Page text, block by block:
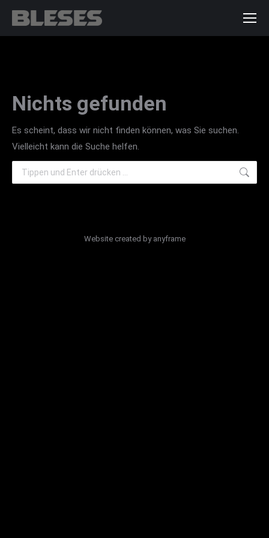
Nichts gefunden
Es scheint, dass wir nicht finden können, was Sie suchen.
Vielleicht kann die Suche helfen.
Search:
Website created by anyframe